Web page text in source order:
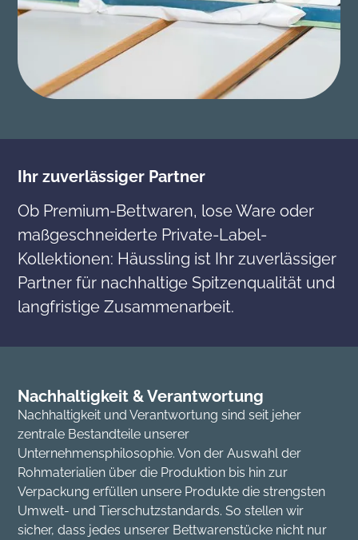
Ihr zuverlässiger Partner
Ob Premium-Bettwaren, lose Ware oder
maßgeschneiderte Private-Label-
Kollektionen: Häussling ist Ihr zuverlässiger
Partner für nachhaltige Spitzenqualität und
langfristige Zusammenarbeit.
Nachhaltigkeit & Verantwortung
Nachhaltigkeit und Verantwortung sind seit jeher
zentrale Bestandteile unserer
Unternehmensphilosophie. Von der Auswahl der
Rohmaterialien über die Produktion bis hin zur
Verpackung erfüllen unsere Produkte die strengsten
Umwelt- und Tierschutzstandards. So stellen wir
sicher, dass jedes unserer Bettwarenstücke nicht nur